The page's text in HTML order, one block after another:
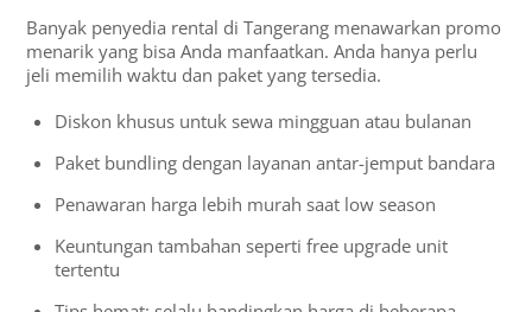
Banyak penyedia rental di Tangerang menawarkan promo
menarik yang bisa Anda manfaatkan. Anda hanya perlu
jeli memilih waktu dan paket yang tersedia.
Diskon khusus untuk sewa mingguan atau bulanan
Paket bundling dengan layanan antar-jemput bandara
Penawaran harga lebih murah saat low season
Keuntungan tambahan seperti free upgrade unit
tertentu